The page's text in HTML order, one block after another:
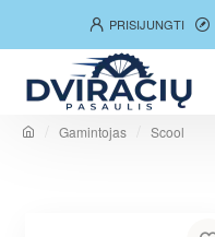
PRISIJUNGTI
Gamintojas Scool